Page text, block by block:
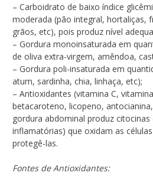
– Carboidrato de baixo índice
moderada (pão integral, hortaliças,
grãos, etc), pois produz nível
– Gordura monoinsaturada em
de oliva extra-virgem, amêndoa,
– Gordura poli-insaturada em
atum, sardinha, chia, linhaça, etc);
– Antioxidantes (vitamina C,
betacaroteno, licopeno,
gordura abdominal produz citocinas
inflamatórias) que oxidam as
protegê-las.
Fontes de Antioxidantes: